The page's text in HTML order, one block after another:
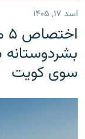
اسد ۱۷, ۱۴۰۵
بشردوستانه
سوی کویت